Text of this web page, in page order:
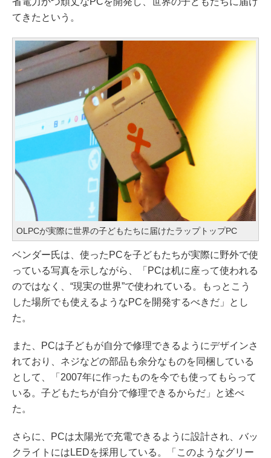
てきたという。
OLPCが実際に世界の子どもたちに届けたラップトップPC
ベンダー氏は、使ったPCを子どもたちが実際に野外で使
っている写真を示しながら、「PCは机に座って使われる
のではなく、“現実の世界”で使われている。もっとこう
した場所でも使えるようなPCを開発するべきだ」とし
た。
また、PCは子どもが自分で修理できるようにデザインさ
れており、ネジなどの部品も余分なものを同梱している
として、「2007年に作ったものを今でも使ってもらって
いる。子どもたちが自分で修理できるからだ」と述べ
た。
さらに、PCは太陽光で充電できるように設計され、バッ
クライトにはLEDを採用している。「このようなグリー